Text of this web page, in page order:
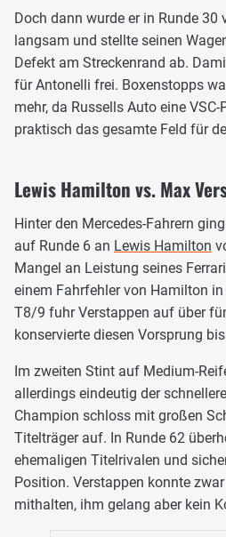
Doch dann wurde er in Runde 30
langsam und stellte seinen
Defekt am Streckenrand ab.
für Antonelli frei. Boxenstopps
mehr, da Russells Auto eine
praktisch das gesamte Feld für
Lewis Hamilton vs. Max
Hinter den Mercedes-Fahrern ging
auf Runde 6 an Lewis Hamilton
Mangel an Leistung seines
einem Fahrfehler von Hamilton
T8/9 fuhr Verstappen auf über
konservierte diesen Vorsprung
Im zweiten Stint auf Medium-
allerdings eindeutig der
Champion schloss mit großen
Titelträger auf. In Runde 62
ehemaligen Titelrivalen und
Position. Verstappen konnte
mithalten, ihm gelang aber kein